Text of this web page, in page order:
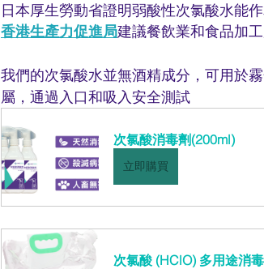
日本厚生勞動省證明弱酸性次氯酸水能
香港生產力促進局建議餐飲業和食品加
我們的次氯酸水並無酒精成分，可用於
屬，通過入口和吸入安全測試
次氯酸消毒劑(200ml)
立即購買
次氯酸 (HClO) 多用途消